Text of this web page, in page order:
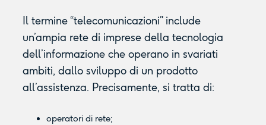
Il termine “telecomunicazioni” include
un’ampia rete di imprese della tecnologia
dell’informazione che operano in svariati
ambiti, dallo sviluppo di un prodotto
all’assistenza. Precisamente, si tratta di:
operatori di rete;